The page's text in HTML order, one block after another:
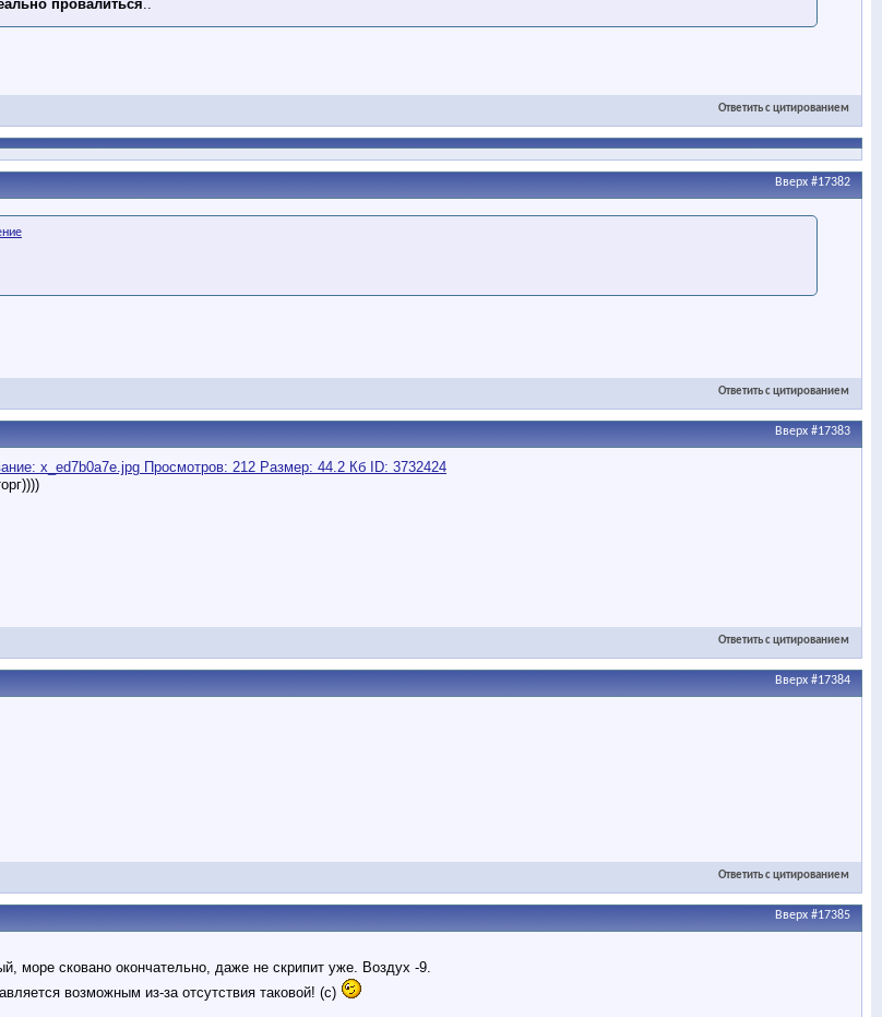
провалиться..
Ответить с цитированием
Вверх #17382
Ответить с цитированием
Вверх #17383
Ответить с цитированием
Вверх #17384
Ответить с цитированием
Вверх #17385
море сковано окончательно, даже не скрипит уже. Воздух -9.
возможным из-за отсутствия таковой! (с)